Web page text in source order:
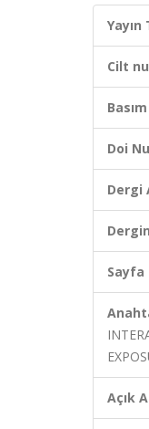
Yayın
Cilt
Doi
Dergi
Sayfa
Açık